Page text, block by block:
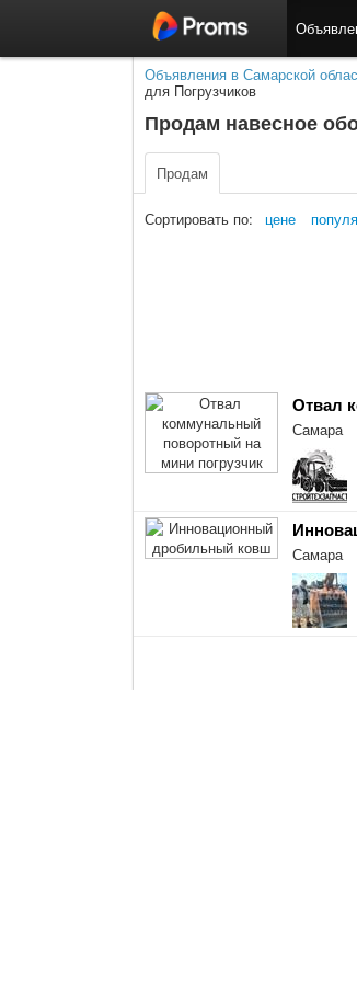
Объявления в Самарской
для Погрузчиков
Продам навесное
Продам
Сортировать по: цене
Отвал
Самара
Самара